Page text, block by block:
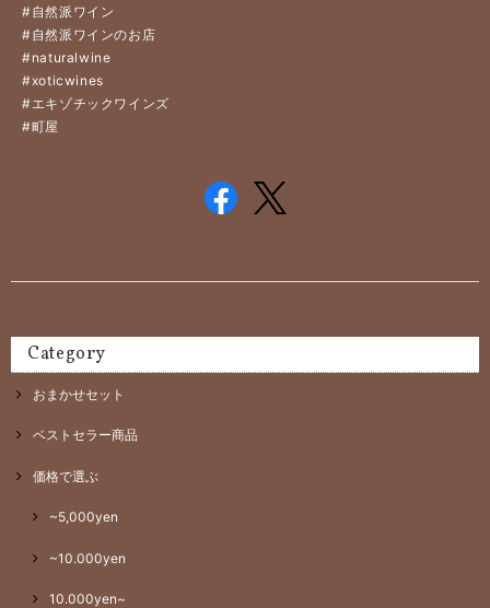
#自然派ワイン
#自然派ワインのお店
#naturalwine
#xoticwines
#エキゾチックワインズ
#町屋
Category
おまかせセット
ベストセラー商品
価格で選ぶ
~5,000yen
~10.000yen
10.000yen~